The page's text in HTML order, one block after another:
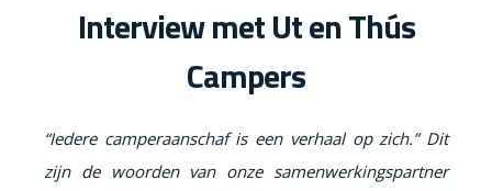
Interview met Ut en Thús
Campers
“Iedere camperaanschaf is een verhaal op zich.” Dit
zijn de woorden van onze samenwerkingspartner